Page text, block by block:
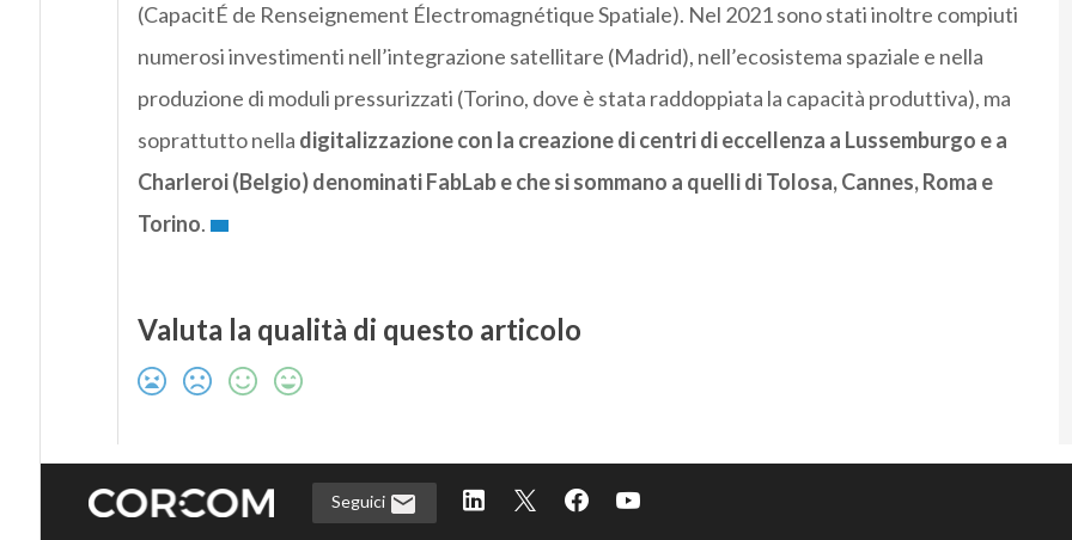
(CapacitÉ de Renseignement Électromagnétique Spatiale). Nel 2021 sono stati inoltre compiuti
numerosi investimenti nell’integrazione satellitare (Madrid), nell’ecosistema spaziale e nella
produzione di moduli pressurizzati (Torino, dove è stata raddoppiata la capacità produttiva), ma
soprattutto nella digitalizzazione con la creazione di centri di eccellenza a Lussemburgo e a
Charleroi (Belgio) denominati FabLab e che si sommano a quelli di Tolosa, Cannes, Roma e
Torino.
Valuta la qualità di questo articolo
Seguici